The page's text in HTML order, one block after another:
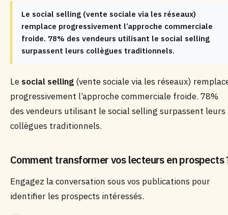
Le social selling (vente sociale via les réseaux)
remplace progressivement l’approche commerciale
froide. 78% des vendeurs utilisant le social selling
surpassent leurs collègues traditionnels.
Le social selling (vente sociale via les réseaux)
progressivement l’approche commerciale froide. 78%
des vendeurs utilisant le social selling surpassent leurs
collègues traditionnels.
Comment transformer vos lecteurs en prospects
Engagez la conversation sous vos publications pour
identifier les prospects intéressés.